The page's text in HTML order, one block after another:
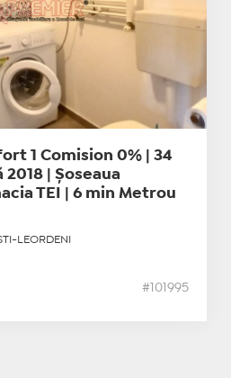
1 Comision 0% | 34
2018 | Șoseaua
TEI | 6 min Metrou
LEORDENI
#101995